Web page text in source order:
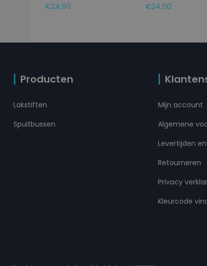
€24,50 €24,50
Producten
Lakstiften
Spuitbussen
Mijn account
Algemene
Levertijden
Retourneren
Privacy
Kleurcode